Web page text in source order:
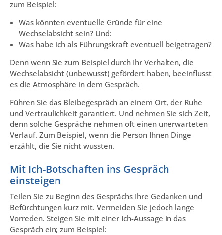
zum Beispiel:
Was könnten eventuelle Gründe für eine
Wechselabsicht sein? Und:
Was habe ich als Führungskraft eventuell beigetragen?
Denn wenn Sie zum Beispiel durch Ihr Verhalten, die
Wechselabsicht (unbewusst) gefördert haben, beeinflusst
es die Atmosphäre in dem Gespräch.
Führen Sie das Bleibegespräch an einem Ort, der Ruhe
und Vertraulichkeit garantiert. Und nehmen Sie sich Zeit,
denn solche Gespräche nehmen oft einen unerwarteten
Verlauf. Zum Beispiel, wenn die Person Ihnen Dinge
erzählt, die Sie nicht wussten.
Mit Ich-Botschaften ins Gespräch
einsteigen
Teilen Sie zu Beginn des Gesprächs Ihre Gedanken und
Befürchtungen kurz mit. Vermeiden Sie jedoch lange
Vorreden. Steigen Sie mit einer Ich-Aussage in das
Gespräch ein; zum Beispiel: